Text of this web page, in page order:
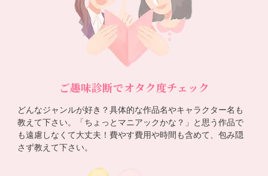
ご趣味診断でオタク度チェック
どんなジャンルが好き？具体的な作品名やキャラクター名も
教えて下さい。「ちょっとマニアックかな？」と思う作品で
も遠慮しなくて大丈夫！費やす費用や時間も含めて、包み隠
さず教えて下さい。